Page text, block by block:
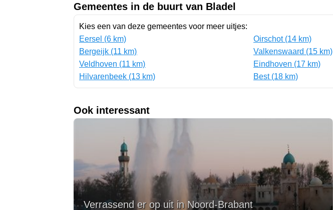
Gemeentes in de buurt van Bladel
Kies een van deze gemeentes voor meer uitjes:
Eersel (6 km)
Bergeijk (11 km)
Veldhoven (11 km)
Hilvarenbeek (13 km)
Oirschot (14 km)
Valkenswaard (15 km)
Eindhoven (17 km)
Best (18 km)
Ook interessant
Verrassend er op uit in Noord-Brabant